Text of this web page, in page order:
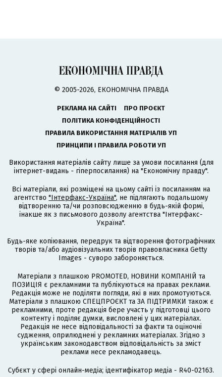
© 2005-2026, ЕКОНОМІЧНА ПРАВДА
РЕКЛАМА НА САЙТІ
ПРО ПРОЄКТ
ПОЛІТИКА КОНФІДЕНЦІЙНОСТІ
ПРАВИЛА ВИКОРИСТАННЯ МАТЕРІАЛІВ УП
ПРИНЦИПИ І ПРАВИЛА РОБОТИ УП
Використання матеріалів сайту лише за умови посилання (для
інтернет-видань - гіперпосилання) на "Економічну правду".
Всі матеріали, які розміщені на цьому сайті із посиланням на
агентство "Інтерфакс-Україна", не підлягають подальшому
відтворенню та/чи розповсюдженню в будь-якій формі,
інакше як з письмового дозволу агентства "Інтерфакс-
Україна".
Будь-яке копіювання, передрук та відтворення фотографічних
творів та/або аудіовізуальних творів правовласника Getty
Images - суворо забороняється.
Матеріали з плашкою PROMOTED, НОВИНИ КОМПАНІЙ та
ПОЗИЦІЯ є рекламними та публікуються на правах реклами.
Редакція може не поділяти погляди, які в них промотуються.
Матеріали з плашкою СПЕЦПРОЄКТ та ЗА ПІДТРИМКИ також є
рекламними, проте редакція бере участь у підготовці цього
контенту і поділяє думки, висловлені у цих матеріалах.
Редакція не несе відповідальності за факти та оціночні
судження, оприлюднені у рекламних матеріалах. Згідно з
українським законодавством відповідальність за зміст
реклами несе рекламодавець.
Cубєкт у сфері онлайн-медіа; ідентифікатор медіа - R40-02163.